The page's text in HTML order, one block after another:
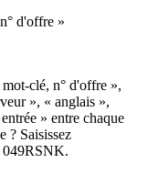
d'offre »
clé, n° d'offre »,
», « anglais »,
» entre chaque
? Saisissez
049RSNK.